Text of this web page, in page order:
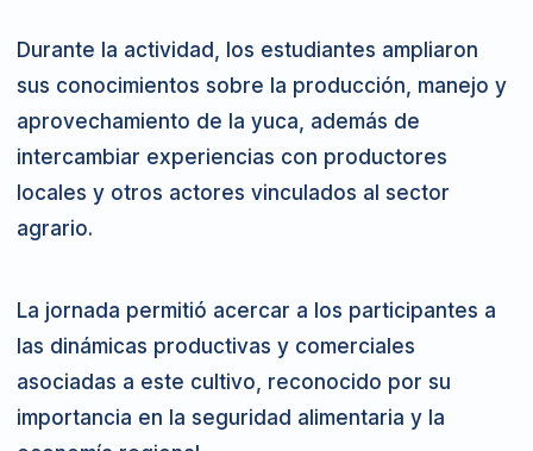
Durante la actividad, los estudiantes ampliaron
sus conocimientos sobre la producción, manejo y
aprovechamiento de la yuca, además de
intercambiar experiencias con productores
locales y otros actores vinculados al sector
agrario.
La jornada permitió acercar a los participantes a
las dinámicas productivas y comerciales
asociadas a este cultivo, reconocido por su
importancia en la seguridad alimentaria y la